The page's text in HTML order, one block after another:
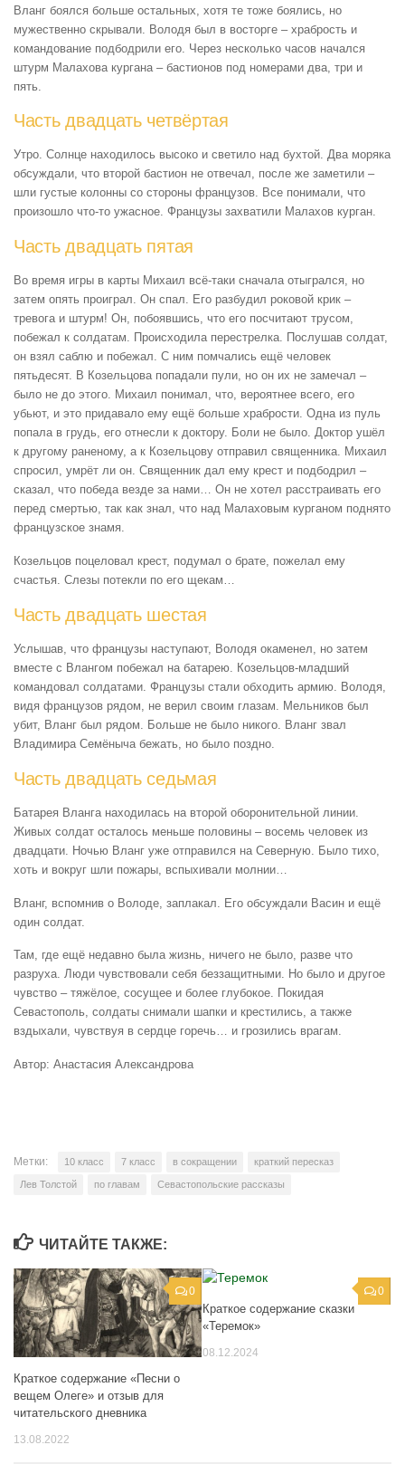
Вланг боялся больше остальных, хотя те тоже боялись, но
мужественно скрывали. Володя был в восторге – храбрость и
командование подбодрили его. Через несколько часов начался
штурм Малахова кургана – бастионов под номерами два, три и
пять.
Часть двадцать четвёртая
Утро. Солнце находилось высоко и светило над бухтой. Два моряка
обсуждали, что второй бастион не отвечал, после же заметили –
шли густые колонны со стороны французов. Все понимали, что
произошло что-то ужасное. Французы захватили Малахов курган.
Часть двадцать пятая
Во время игры в карты Михаил всё-таки сначала отыгрался, но
затем опять проиграл. Он спал. Его разбудил роковой крик –
тревога и штурм! Он, побоявшись, что его посчитают трусом,
побежал к солдатам. Происходила перестрелка. Послушав солдат,
он взял саблю и побежал. С ним помчались ещё человек
пятьдесят. В Козельцова попадали пули, но он их не замечал –
было не до этого. Михаил понимал, что, вероятнее всего, его
убьют, и это придавало ему ещё больше храбрости. Одна из пуль
попала в грудь, его отнесли к доктору. Боли не было. Доктор ушёл
к другому раненому, а к Козельцову отправил священника. Михаил
спросил, умрёт ли он. Священник дал ему крест и подбодрил –
сказал, что победа везде за нами… Он не хотел расстраивать его
перед смертью, так как знал, что над Малаховым курганом поднято
французское знамя.
Козельцов поцеловал крест, подумал о брате, пожелал ему
счастья. Слезы потекли по его щекам…
Часть двадцать шестая
Услышав, что французы наступают, Володя окаменел, но затем
вместе с Влангом побежал на батарею. Козельцов-младший
командовал солдатами. Французы стали обходить армию. Володя,
видя французов рядом, не верил своим глазам. Мельников был
убит, Вланг был рядом. Больше не было никого. Вланг звал
Владимира Семёныча бежать, но было поздно.
Часть двадцать седьмая
Батарея Вланга находилась на второй оборонительной линии.
Живых солдат осталось меньше половины – восемь человек из
двадцати. Ночью Вланг уже отправился на Северную. Было тихо,
хоть и вокруг шли пожары, вспыхивали молнии…
Вланг, вспомнив о Володе, заплакал. Его обсуждали Васин и ещё
один солдат.
Там, где ещё недавно была жизнь, ничего не было, разве что
разруха. Люди чувствовали себя беззащитными. Но было и другое
чувство – тяжёлое, сосущее и более глубокое. Покидая
Севастополь, солдаты снимали шапки и крестились, а также
вздыхали, чувствуя в сердце горечь… и грозились врагам.
Автор: Анастасия Александрова
Метки: 10 класс 7 класс в сокращении краткий пересказ
Лев Толстой по главам Севастопольские рассказы
ЧИТАЙТЕ ТАКЖЕ:
0
Краткое содержание «Песни о
вещем Олеге» и отзыв для
читательского дневника
13.08.2022
0
Краткое содержание сказки
«Теремок»
08.12.2024